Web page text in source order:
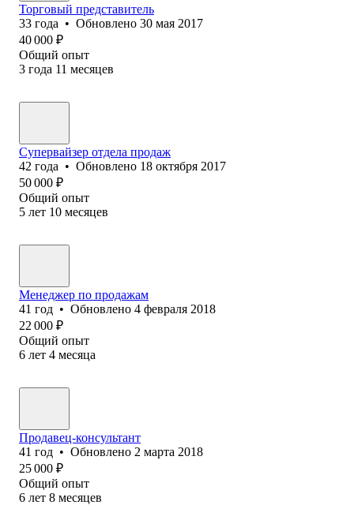
Торговый представитель
33 года • Обновлено 30 мая 2017
40 000 ₽
Общий опыт
3 года 11 месяцев
Супервайзер отдела продаж
42 года • Обновлено 18 октября 2017
50 000 ₽
Общий опыт
5 лет 10 месяцев
Менеджер по продажам
41 год • Обновлено 4 февраля 2018
22 000 ₽
Общий опыт
6 лет 4 месяца
Продавец-консультант
41 год • Обновлено 2 марта 2018
25 000 ₽
Общий опыт
6 лет 8 месяцев